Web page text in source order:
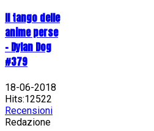
Il tango delle
anime perse
- Dylan Dog
#379
18-06-2018
Hits:12522
Recensioni
Redazione